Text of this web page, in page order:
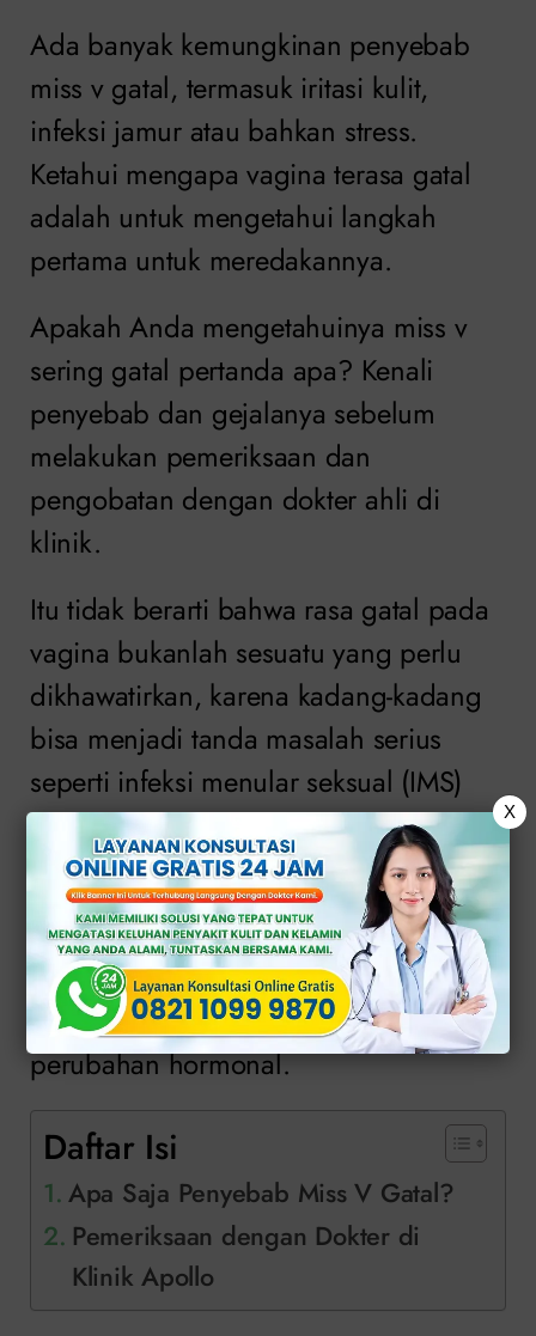
Ada banyak kemungkinan penyebab
miss v gatal, termasuk iritasi kulit,
infeksi jamur atau bahkan stress.
Ketahui mengapa vagina terasa gatal
adalah untuk mengetahui langkah
pertama untuk meredakannya.
Apakah Anda mengetahuinya miss v
sering gatal pertanda apa? Kenali
penyebab dan gejalanya sebelum
melakukan pemeriksaan dan
pengobatan dengan dokter ahli di
klinik.
Itu tidak berarti bahwa rasa gatal pada
vagina bukanlah sesuatu yang perlu
dikhawatirkan, karena kadang-kadang
bisa menjadi tanda masalah serius
seperti infeksi menular seksual (IMS)
dan bahkan kanker vulva.
Namun kenyataannya gatal pada
vagina cukup umum dan biasanya
disebabkan oleh hal-hal yang kurang
serius seperti zat yang mengiritasi atau
perubahan hormonal.
Daftar Isi
Apa Saja Penyebab Miss V Gatal?
Pemeriksaan dengan Dokter di
Klinik Apollo
X